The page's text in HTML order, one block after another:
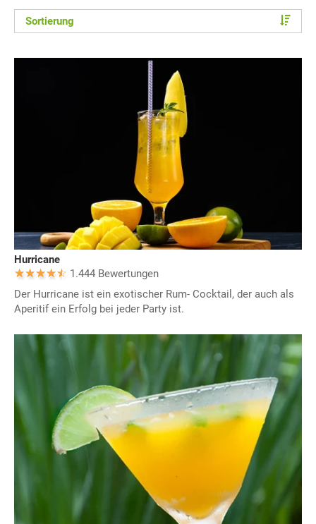
Sortierung
Hurricane
1.444 Bewertungen
Der Hurricane ist ein exotischer Rum- Cocktail, der auch als
Aperitif ein Erfolg bei jeder Party ist.